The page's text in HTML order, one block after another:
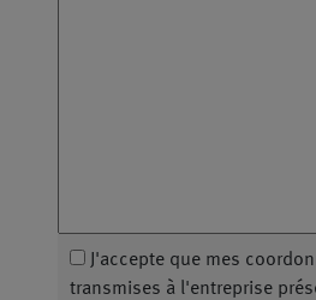
J'accepte que mes
transmises à l'entreprise